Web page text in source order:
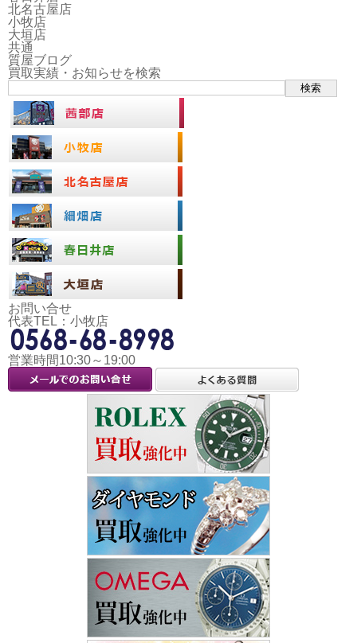
北名古屋店
小牧店
大垣店
共通
質屋ブログ
買取実績・お知らせを検索
検索
お問い合せ
代表TEL：小牧店
営業時間10:30～19:00